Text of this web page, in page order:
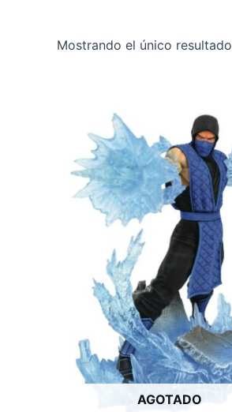
Mostrando el único resultado
AGOTADO